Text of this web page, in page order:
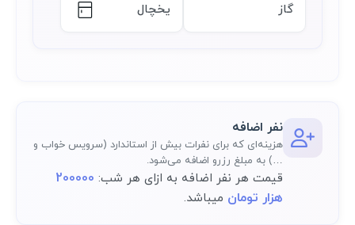
گاز یخچال
نفر اضافه
هزینه‌ای که برای نفرات بیش از استاندارد (سرویس خواب و
…) به مبلغ رزرو اضافه می‌شود.
قیمت هر نفر اضافه به ازای هر شب:
هزار تومان میباشد.